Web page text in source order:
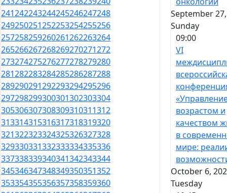
241242243244245246247248
249250251252253254255256
257258259260261262263264
265266267268269270271272
273274275276277278279280
281282283284285286287288
289290291292293294295296
297298299300301302303304
305306307308309310311312
313314315316317318319320
321322323324325326327328
329330331332333334335336
337338339340341342343344
345346347348349350351352
353354355356357358359360
September
Sunday
09:00
VI
возрастом и
качеством
в
мире:
October 6,
Tuesday